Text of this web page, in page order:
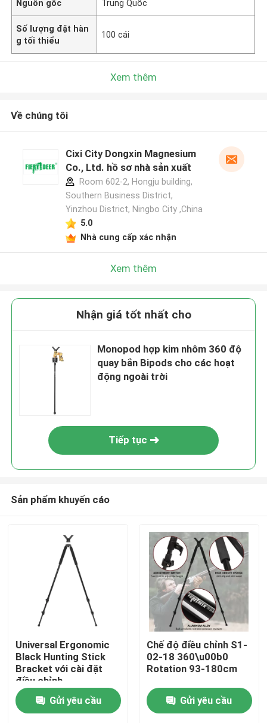
Nguồn gốc Trung Quốc
Số lượng đặt hàn
g tối thiểu
100 cái
Xem thêm
Về chúng tôi
Cixi City Dongxin Magnesium
Co., Ltd. hồ sơ nhà sản xuất
Room 602-2, Hongju building,
Southern Business District,
Yinzhou District, Ningbo City ,China
5.0
Nhà cung cấp xác nhận
Xem thêm
Nhận giá tốt nhất cho
Monopod hợp kim nhôm 360 độ
quay bắn Bipods cho các hoạt
động ngoài trời
Tiếp tục
Sản phẩm khuyến cáo
Universal Ergonomic
Black Hunting Stick
Bracket với cài đặt
điều chỉnh
Gửi yêu cầu
Chế độ điều chỉnh S1-
02-18 360\u00b0
Rotation 93-180cm
Gửi yêu cầu